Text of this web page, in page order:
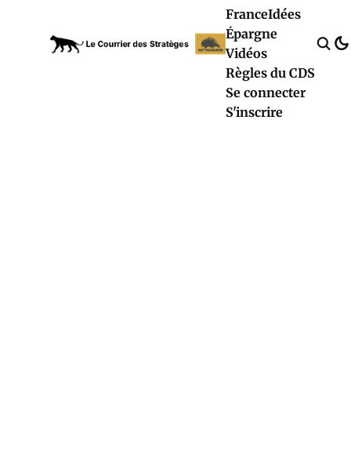
FranceIdées
Épargne
Vidéos
Règles du CDS
Se connecter
S'inscrire